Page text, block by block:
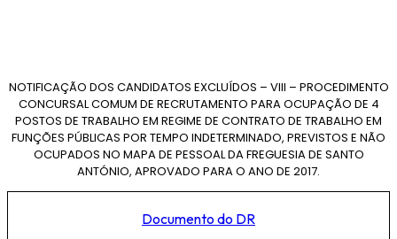
NOTIFICAÇÃO DOS CANDIDATOS EXCLUÍDOS – VIII – PROCEDIMENTO
CONCURSAL COMUM DE RECRUTAMENTO PARA OCUPAÇÃO DE 4
POSTOS DE TRABALHO EM REGIME DE CONTRATO DE TRABALHO EM
FUNÇÕES PÚBLICAS POR TEMPO INDETERMINADO, PREVISTOS E NÃO
OCUPADOS NO MAPA DE PESSOAL DA FREGUESIA DE SANTO
ANTÓNIO, APROVADO PARA O ANO DE 2017.
Documento do DR